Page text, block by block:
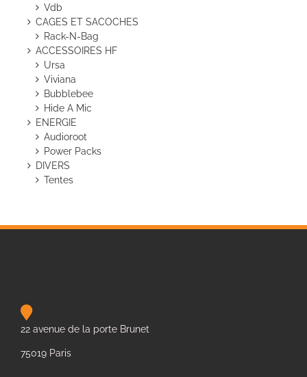
Vdb
CAGES ET SACOCHES
Rack-N-Bag
ACCESSOIRES HF
Ursa
Viviana
Bubblebee
Hide A Mic
ENERGIE
Audioroot
Power Packs
DIVERS
Tentes
22 avenue de la porte Brunet
75019 Paris